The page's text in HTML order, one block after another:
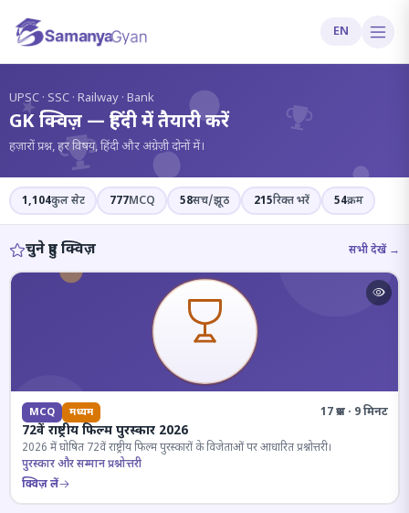
EN
?
UPSC · SSC · Railway · Bank
GK क्विज़ — हिंदी में तैयारी करें
हज़ारों प्रश्न, हर विषय, हिंदी और अंग्रेज़ी दोनों में।
1,104कुल सेट 777MCQ 58सच/झूठ 215रिक्त भरें 54क्रम
चुने हुए क्विज़ सभी देखें →
MCQ मध्यम 17 प्रश्न · 9 मिनट
72वें राष्ट्रीय फिल्म पुरस्कार 2026
2026 में घोषित 72वें राष्ट्रीय फिल्म पुरस्कारों के विजेताओं पर आधारित प्रश्नोत्तरी।
पुरस्कार और सम्मान प्रश्नोत्तरी
क्विज़ लें